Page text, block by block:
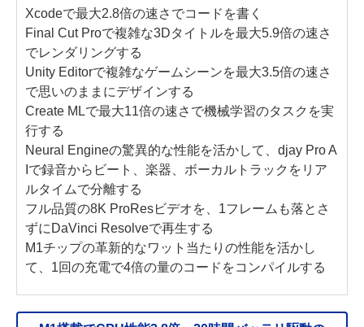
Xcodeで最大2.8倍の速さでコードを書く
Final Cut Proで複雑な3Dタイトルを最大5.9倍の速さ
でレンダリングする
Unity Editorで複雑なゲームシーンを最大3.5倍の速さ
で思いのままにデザインする
Create MLで最大11倍の速さで機械学習のタスクを実
行する
Neural Engineの驚異的な性能を活かして、djay Pro A
Iで録音からビート、楽器、ボーカルトラックをリア
ルタイムで分離する
フル品質の8K ProResビデオを、1フレームも落とさ
ずにDaVinci Resolveで再生する
M1チップの革新的なワット当たりの性能を活かし
て、1回の充電で4倍の量のコードをコンパイルする